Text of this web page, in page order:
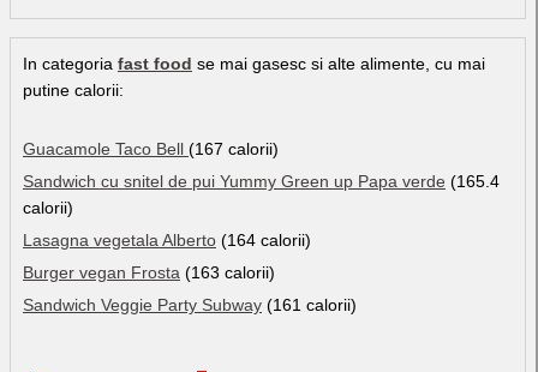
In categoria fast food se mai gasesc si alte alimente, cu mai
putine calorii:
Guacamole Taco Bell (167 calorii)
Sandwich cu snitel de pui Yummy Green up Papa verde (165.4
calorii)
Lasagna vegetala Alberto (164 calorii)
Burger vegan Frosta (163 calorii)
Sandwich Veggie Party Subway (161 calorii)